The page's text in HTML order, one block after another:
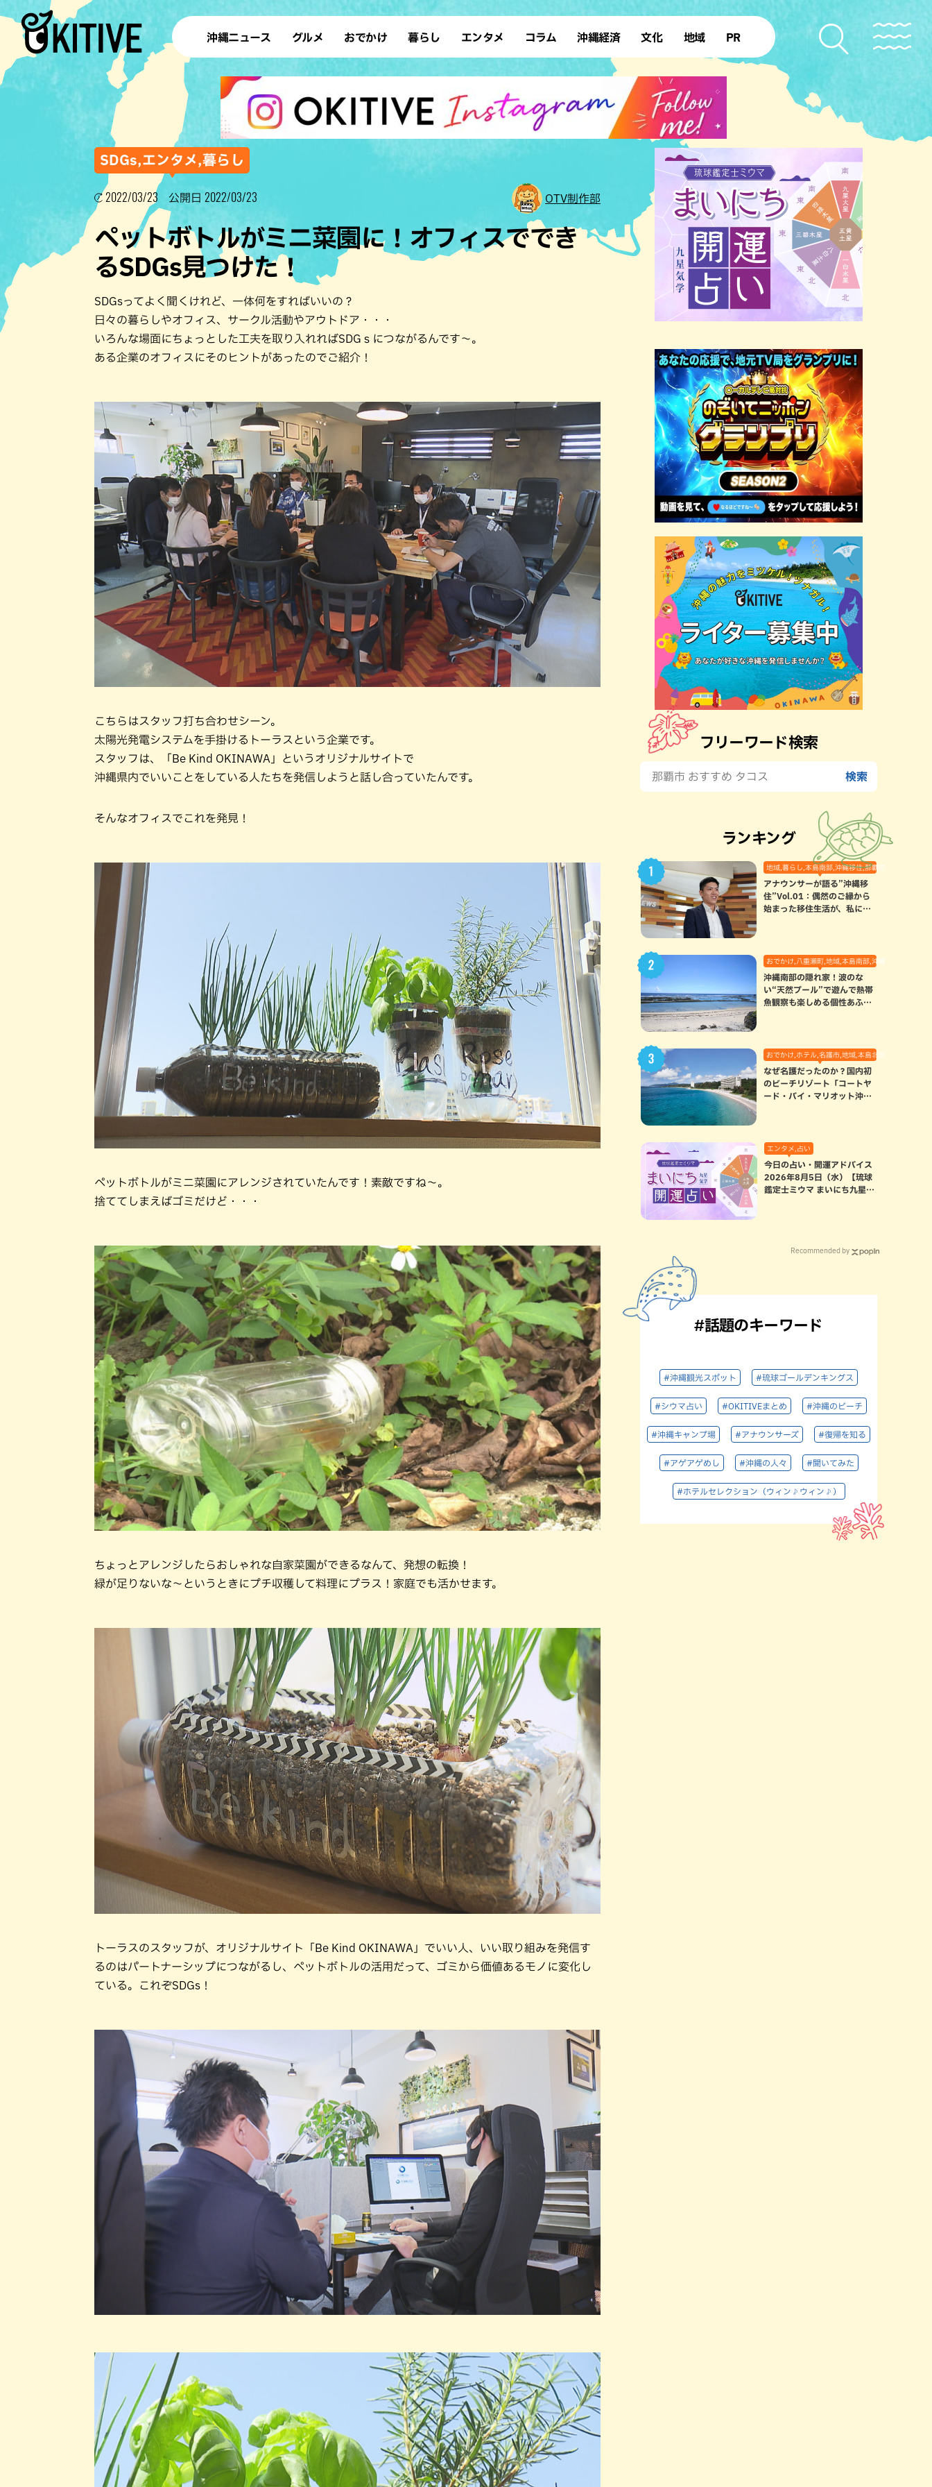
沖縄ニュース グルメ
ラーメン 沖縄そば
テイクアウト カフェ
すし・魚料理 和食・日本料理
アジア・エスニック
ステーキ・焼肉 焼鳥・串料理
その他の肉料理 居酒屋・バー
ブッフェ・バイキング
パン
ハンバーガー タコス・タコライス
おでかけ
デート ドライブ
散歩 ソロ活
サウナ 公園
暮らし
レシピ SDGs
ファッション ローカルニュース
沖縄移住 沖縄旧暦行事
エンタメ
スポーツ 占い
タレント・芸人 テレビ
コラム 沖縄経済 文化
復帰50年
地域
本島北部 本島中部
本島南部 先島諸島
北部離島
PR
SDGs,エンタメ,暮らし
2022/03/23 公開日 2022/03/23 OTV制作部
ペットボトルがミニ菜園に！オフィスででき
るSDGs見つけた！
SDGsってよく聞くけれど、一体何をすればいいの？
日々の暮らしやオフィス、サークル活動やアウトドア・・・
いろんな場面にちょっとした工夫を取り入れればSDGｓにつながるんです～。
ある企業のオフィスにそのヒントがあったのでご紹介！
こちらはスタッフ打ち合わせシーン。
太陽光発電システムを手掛けるトーラスという企業です。
スタッフは、「Be Kind OKINAWA」というオリジナルサイトで
沖縄県内でいいことをしている人たちを発信しようと話し合っていたんです。
そんなオフィスでこれを発見！
ペットボトルがミニ菜園にアレンジされていたんです！素敵ですね～。
捨ててしまえばゴミだけど・・・
ちょっとアレンジしたらおしゃれな自家菜園ができるなんて、発想の転換！
緑が足りないな～というときにプチ収穫して料理にプラス！家庭でも活かせます。
トーラスのスタッフが、オリジナルサイト「Be Kind OKINAWA」でいい人、いい取り組みを発信す
るのはパートナーシップにつながるし、ペットボトルの活用だって、ゴミから価値あるモノに変化し
ている。これぞSDGs！
フリーワード検索
ランキング
地域,暮らし,本島南部,沖縄移住,那覇市
アナウンサーが語る”沖縄移
住”Vol.01：偶然のご縁から
始まった移住生活が、私にと
おでかけ,八重瀬町,地域,本島南部,沖縄の海,自然
沖縄南部の隠れ家！波のな
い“天然プール”で遊んで熱帯
魚観察も楽しめる個性あふれ
おでかけ,ホテル,名護市,地域,本島北部
なぜ名護だったのか？国内初
のビーチリゾート「コートヤ
ード・バイ・マリオット沖縄
エンタメ,占い
今日の占い・開運アドバイス
2026年8月5日（水）【琉球
鑑定士ミウマ まいにち九星気
Recommended by
#話題のキーワード
#沖縄観光スポット #琉球ゴールデンキングス
#シウマ占い #OKITIVEまとめ #沖縄のビーチ
#沖縄キャンプ場 #アナウンサーズ #復帰を知る
#アゲアゲめし #沖縄の人々 #聞いてみた
#ホテルセレクション（ウィン♪ウィン♪）